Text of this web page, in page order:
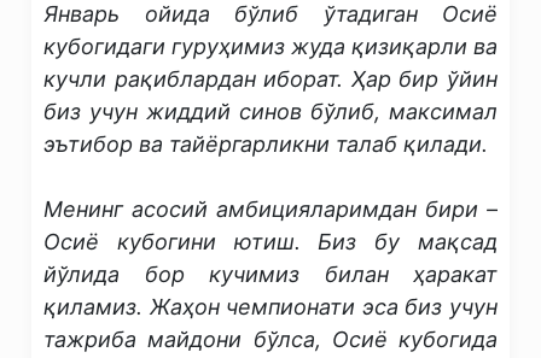
Январь ойида бўлиб ўтадиган Осиё
кубогидаги гуруҳимиз жуда қизиқарли ва
кучли рақиблардан иборат. Ҳар бир ўйин
биз учун жиддий синов бўлиб, максимал
эътибор ва тайёргарликни талаб қилади.
Менинг асосий амбицияларимдан бири –
Осиё кубогини ютиш. Биз бу мақсад
йўлида бор кучимиз билан ҳаракат
қиламиз. Жаҳон чемпионати эса биз учун
тажриба майдони бўлса, Осиё кубогида